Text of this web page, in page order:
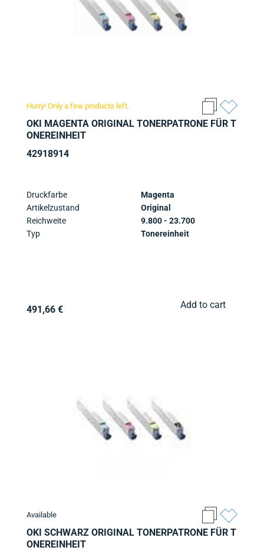
Hurry! Only a few products left.
OKI MAGENTA ORIGINAL TONERPATRONE FÜR T
ONEREINHEIT
42918914
Druckfarbe
Artikelzustand
Reichweite
Typ
Magenta
Original
9.800 - 23.700
Tonereinheit
491,66 € Add to cart
Available
OKI SCHWARZ ORIGINAL TONERPATRONE FÜR T
ONEREINHEIT